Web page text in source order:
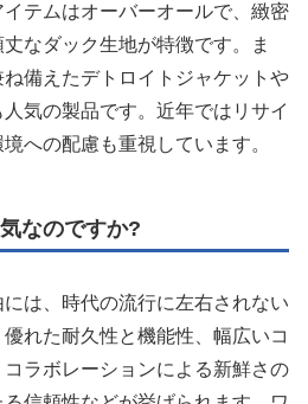
テムはオーバーオールで、緻密
なダック生地が特徴です。ま
備えたデトロイトジャケットや
気の製品です。近年ではリサイ
への配慮も重視しています。
なのですか?
は、時代の流行に左右されない
れた耐久性と機能性、幅広いコ
ラボレーションによる新鮮さの